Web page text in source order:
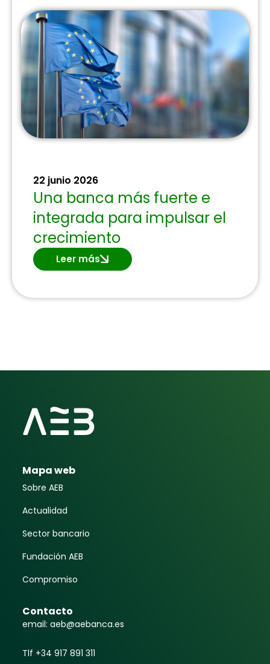
22 junio 2026
Una banca más fuerte e
integrada para impulsar el
crecimiento
Leer más
Mapa web
Sobre AEB
Actualidad
Sector bancario
Fundación AEB
Compromiso
Contacto
email: aeb@aebanca.es
Tlf +34 917 891 311